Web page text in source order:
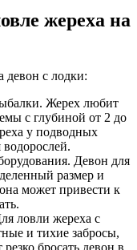
жереха на
с лодки:
Жерех любит
с глубиной от 2 до
у подводных
Девон для
размер и
может привести к
ловли жереха с
и тихие забросы,